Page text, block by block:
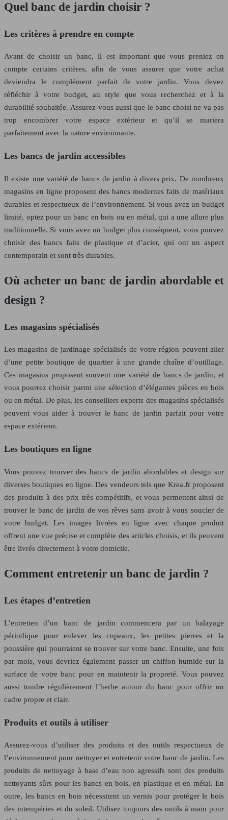
Quel banc de jardin choisir ?
Les critères à prendre en compte
Avant de choisir un banc, il est important que vous preniez en
compte certains critères, afin de vous assurer que votre achat
deviendra le complément parfait de votre jardin. Vous devez
réfléchir à votre budget, au style que vous recherchez et à la
durabilité souhaitée. Assurez-vous aussi que le banc choisi ne va pas
trop encombrer votre espace extérieur et qu’il se mariera
parfaitement avec la nature environnante.
Les bancs de jardin accessibles
Il existe une variété de bancs de jardin à divers prix. De nombreux
magasins en ligne proposent des bancs modernes faits de matériaux
durables et respectueux de l’environnement. Si vous avez un budget
limité, optez pour un banc en bois ou en métal, qui a une allure plus
traditionnelle. Si vous avez un budget plus conséquent, vous pouvez
choisir des bancs faits de plastique et d’acier, qui ont un aspect
contemporain et sont très durables.
Où acheter un banc de jardin abordable et
design ?
Les magasins spécialisés
Les magasins de jardinage spécialisés de votre région peuvent aller
d’une petite boutique de quartier à une grande chaîne d’outillage.
Ces magasins proposent souvent une variété de bancs de jardin, et
vous pourrez choisir parmi une sélection d’élégantes pièces en bois
ou en métal. De plus, les conseillers experts des magasins spécialisés
peuvent vous aider à trouver le banc de jardin parfait pour votre
espace extérieur.
Les boutiques en ligne
Vous pouvez trouver des bancs de jardin abordables et design sur
diverses boutiques en ligne. Des vendeurs tels que Krea.fr proposent
des produits à des prix très compétitifs, et vous permettent ainsi de
trouver le banc de jardin de vos rêves sans avoir à vous soucier de
votre budget. Les images livrées en ligne avec chaque produit
offrent une vue précise et complète des articles choisis, et ils peuvent
être livrés directement à votre domicile.
Comment entretenir un banc de jardin ?
Les étapes d’entretien
L’entretien d’un banc de jardin commencera par un balayage
périodique pour enlever les copeaux, les petites pierres et la
poussière qui pourraient se trouver sur votre banc. Ensuite, une fois
par mois, vous devriez également passer un chiffon humide sur la
surface de votre banc pour en maintenir la propreté. Vous pouvez
aussi tondre régulièrement l’herbe autour du banc pour offrir un
cadre propre et clair.
Produits et outils à utiliser
Assurez-vous d’utiliser des produits et des outils respectueux de
l’environnement pour nettoyer et entretenir votre banc de jardin. Les
produits de nettoyage à base d’eau non agressifs sont des produits
nettoyants sûrs pour les bancs en bois, en plastique et en métal. En
outre, les bancs en bois nécessitent un vernis pour protéger le bois
des intempéries et du soleil. Utilisez toujours des outils à main pour